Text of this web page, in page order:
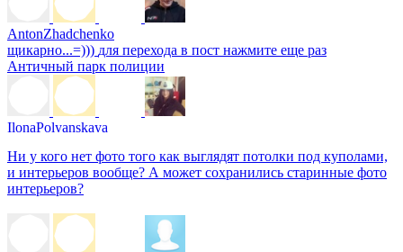
AntonZhadchenko
щикарно...=))) для перехода в пост нажмите еще раз
Античный парк полиции
IlonaPolyanskaya
раз Не тот самый слон
Ни у кого нет фото того как выглядят потолки под куполами,
и интерьеров вообще? А может сохранились старинные фото
интерьеров?